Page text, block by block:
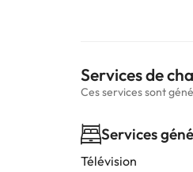
Services de
Ces services sont
Services
Télévision